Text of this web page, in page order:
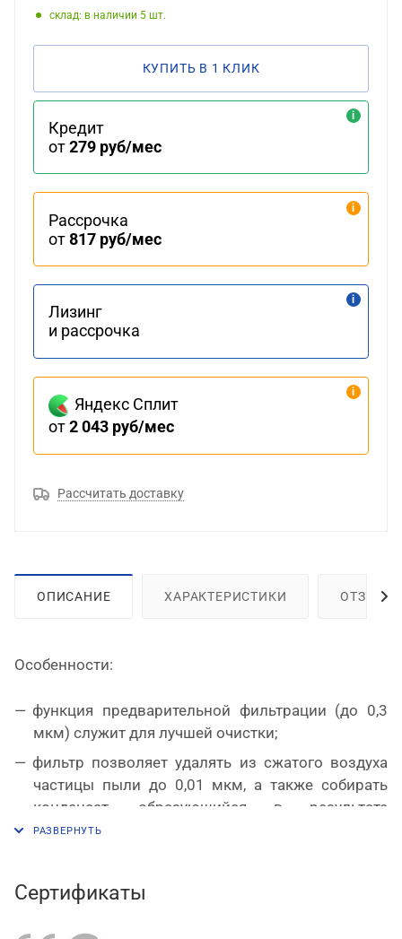
Склад: в наличии 5
КУПИТЬ В 1 КЛИК
Кредит
от279 руб/мес
Рассрочка
от817 руб/мес
Лизинг
и рассрочка
Яндекс Сплит
от2 043 руб/мес
Рассчитать доставку
ОПИСАНИЕ ХАРАКТЕРИСТИКИ ОТЗЫВЫ
Особенности:
функция предварительной фильтрации (до 0,3
мкм) служит для лучшей очистки;
фильтр позволяет удалять из сжатого воздуха
частицы пыли до 0,01 мкм, а также собирать
конденсат, образующийся в результате
перепадов давления и температуры;
и может функционировать при высоком
давлении до 15 бар;
применение фильтра увеличивает рабочий
Сертификаты